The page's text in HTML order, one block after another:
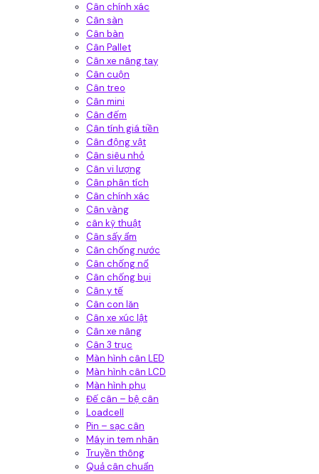
Cân chính xác
Cân sàn
Cân bàn
Cân Pallet
Cân xe nâng tay
Cân cuộn
Cân treo
Cân mini
Cân đếm
Cân tính giá tiền
Cân động vật
Cân siêu nhỏ
Cân vi lượng
Cân phân tích
Cân chính xác
Cân vàng
cân kỹ thuật
Cân sấy ẩm
Cân chống nước
Cân chống nổ
Cân chống bụi
Cân y tế
Cân con lăn
Cân xe xúc lật
Cân xe nâng
Cân 3 trục
Màn hình cân LED
Màn hình cân LCD
Màn hình phụ
Đế cân – bệ cân
Loadcell
Pin – sạc cân
Máy in tem nhãn
Truyền thông
Quả cân chuẩn